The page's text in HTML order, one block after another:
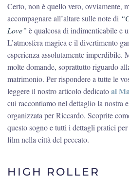
Certo, non è quello vero, ovviamente,
accompagnare all’altare sulle note di
Love” è qualcosa di indimenticabile e
L’atmosfera magica e il divertimento
esperienza assolutamente imperdibile.
molte domande, soprattutto riguardo
matrimonio. Per rispondere a tutte le
leggere il nostro articolo dedicatoal
cui raccontiamo nel dettaglio la nostra
organizzata per Riccardo. Scoprite
questo sogno e tutti i dettagli pratici
film nella città del peccato.
HIGH ROLLER